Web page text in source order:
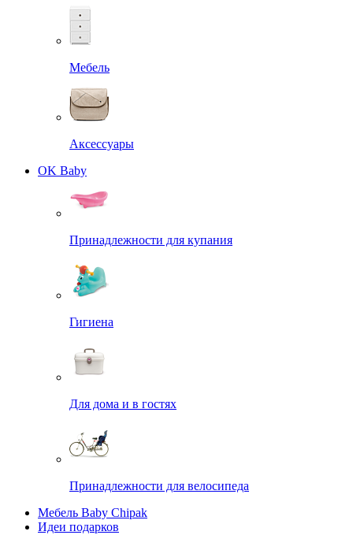
Мебель
Аксессуары
OK Baby
Принадлежности для купания
Гигиена
Для дома и в гостях
Принадлежности для велосипеда
Мебель Baby Chipak
Идеи подарков